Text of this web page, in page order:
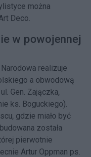
można
Deco.
w powojennej
realizuje
a obwodową
Gen. Zajączka,
ks. Boguckiego).
gdzie miało być
została
pierwotnie
Artur Oppman ps.